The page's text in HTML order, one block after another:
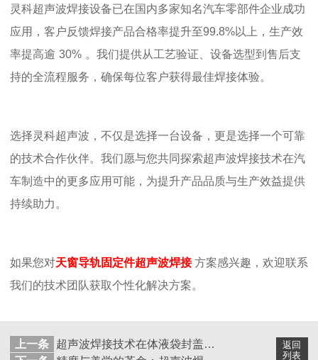
灵科超声波焊接设备已在国内多家知名汽车零部件企业成功
应用，客户反馈焊接产品合格率提升至99.8%以上，生产效
率提高逾 30% 。我们提供从工艺验证、设备选型到售后支
持的全流程服务，确保每位客户获得最佳焊接体验。
选择灵科超声波，不仅是选择一台设备，更是选择一个可靠
的技术合作伙伴。我们愿与您共同探索超声波焊接技术在汽
车制造中的更多应用可能，为提升产品品质与生产效益提供
持续助力。
如果您对天窗导轨固定件超声波焊接 方案感兴趣，欢迎联系
我们的技术团队获取个性化解决方案。
返回
列表
上一条
超声波焊接技术在体液袋封盖应用中的显著优势